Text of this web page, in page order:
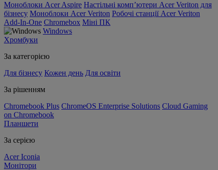
Моноблоки Acer Aspire Настільні комп’ютери Acer Veriton для
бізнесу Моноблоки Acer Veriton Робочі станції Acer Veriton
Add-In-One Chromebox Міні ПК
Windows
Хромбуки
За категорією
Для бізнесу Кожен день Для освіти
За рішенням
Chromebook Plus ChromeOS Enterprise Solutions Cloud Gaming
on Chromebook
Планшети
За серією
Acer Iconia
Монітори